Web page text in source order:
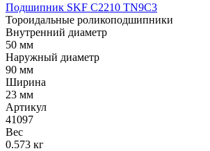
Подшипник SKF C2210 TN9C3
Тороидальные роликоподшипники
Внутренний диаметр
50 мм
Наружный диаметр
90 мм
Ширина
23 мм
Артикул
41097
Вес
0.573 кг